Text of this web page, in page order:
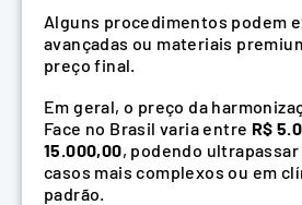
Alguns procedimentos podem
avançadas ou materiais
preço final.
Em geral, o preço da
Face no Brasil varia entre R$
15.000,00, podendo
casos mais complexos ou em
padrão.